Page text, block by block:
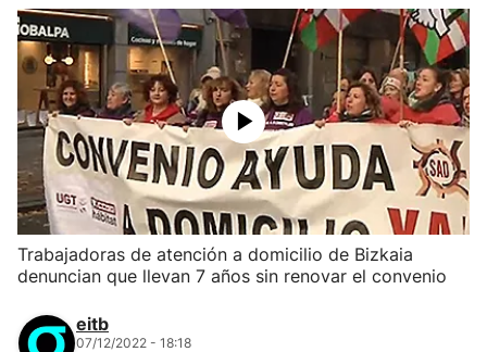
Trabajadoras de atención a domicilio de Bizkaia
denuncian que llevan 7 años sin renovar el convenio
eitb
07/12/2022 - 18:18